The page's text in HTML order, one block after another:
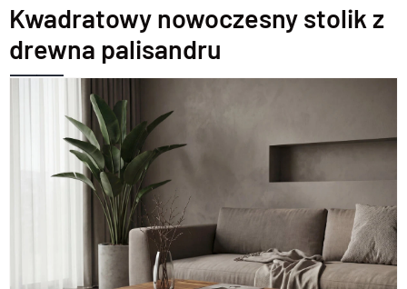
Kwadratowy nowoczesny stolik z
drewna palisandru